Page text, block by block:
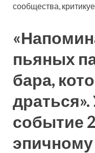
сообщества,
пьяных
бара,
драться».
событие